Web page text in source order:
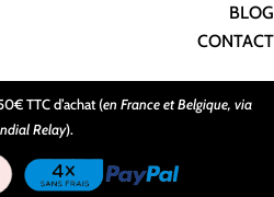
BLOG
CONTACT
TTC d’achat (en France et Belgique, via
Relay).